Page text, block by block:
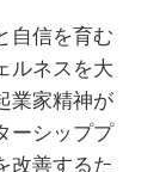
自信を育む
ルネスを大
業家精神が
ーシッププ
改善するた